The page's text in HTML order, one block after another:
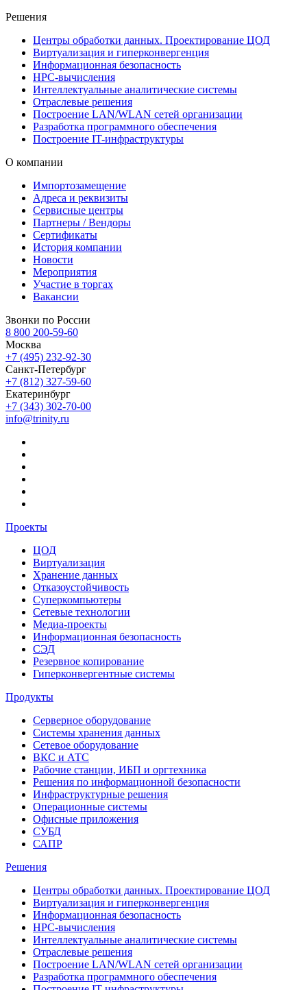
Решения
Центры обработки данных. Проектирование ЦОД
Виртуализация и гиперконвергенция
Информационная безопасность
HPC-вычисления
Интеллектуальные аналитические системы
Отраслевые решения
Построение LAN/WLAN сетей организации
Разработка программного обеспечения
Построение IT-инфраструктуры
О компании
Импортозамещение
Адреса и реквизиты
Сервисные центры
Партнеры / Вендоры
Сертификаты
История компании
Новости
Мероприятия
Участие в торгах
Вакансии
Звонки по России
8 800 200-59-60
Москва
+7 (495) 232-92-30
Санкт-Петербург
+7 (812) 327-59-60
Екатеринбург
+7 (343) 302-70-00
info@trinity.ru
Проекты
ЦОД
Виртуализация
Хранение данных
Отказоустойчивость
Суперкомпьютеры
Сетевые технологии
Медиа-проекты
Информационная безопасность
СЭД
Резервное копирование
Гиперконвергентные системы
Продукты
Серверное оборудование
Системы хранения данных
Сетевое оборудование
ВКС и АТС
Рабочие станции, ИБП и оргтехника
Решения по информационной безопасности
Инфраструктурные решения
Операционные системы
Офисные приложения
СУБД
САПР
Решения
Центры обработки данных. Проектирование ЦОД
Виртуализация и гиперконвергенция
Информационная безопасность
HPC-вычисления
Интеллектуальные аналитические системы
Отраслевые решения
Построение LAN/WLAN сетей организации
Разработка программного обеспечения